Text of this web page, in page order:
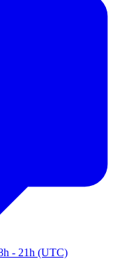
- 21h (UTC)